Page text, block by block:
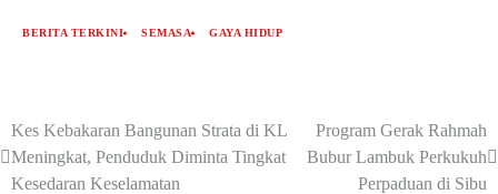
BERITA TERKINI SEMASA GAYA HIDUP
Kes Kebakaran Bangunan Strata di KL
Meningkat, Penduduk Diminta Tingkat
Kesedaran Keselamatan
Program Gerak Rahmah
Bubur Lambuk Perkukuh
Perpaduan di Sibu